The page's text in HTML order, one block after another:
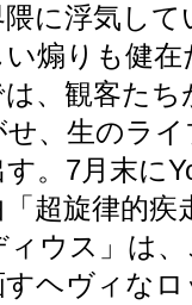
隈に浮気し
煽りも健
は、観客た
せ、生のラ
。 7月末に
「超旋律的
ィウス」は
すヘヴィな